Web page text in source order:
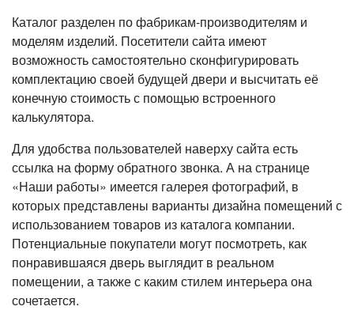
Каталог разделен по фабрикам-производителям и
моделям изделий. Посетители сайта имеют
возможность самостоятельно сконфигурировать
комплектацию своей будущей двери и высчитать её
конечную стоимость с помощью встроенного
калькулятора.
Для удобства пользователей наверху сайта есть
ссылка на форму обратного звонка. А на странице
«Наши работы» имеется галерея фотографий, в
которых представлены варианты дизайна помещений с
использованием товаров из каталога компании.
Потенциальные покупатели могут посмотреть, как
понравившаяся дверь выглядит в реальном
помещении, а также с каким стилем интерьера она
сочетается.